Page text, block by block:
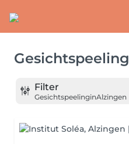
Gesichtspeeling
Filter
GesichtspeelinginAlzingen